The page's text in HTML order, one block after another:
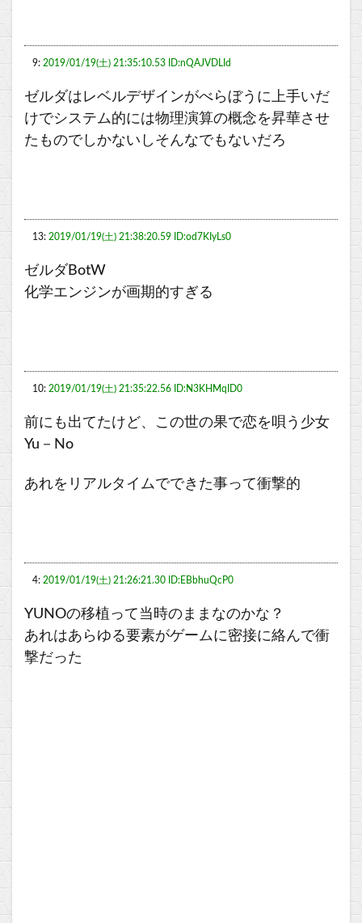
9: 2019/01/19(土) 21:35:10.53 ID:nQAJVDLId
ゼルダはレベルデザインがべらぼうに上手いだ
けでシステム的には物理演算の概念を昇華させ
たものでしかないしそんなでもないだろ
13: 2019/01/19(土) 21:38:20.59 ID:od7KIyLs0
ゼルダBotW
化学エンジンが画期的すぎる
10: 2019/01/19(土) 21:35:22.56 ID:N3KHMqID0
前にも出てたけど、この世の果で恋を唄う少女
Yu－No
あれをリアルタイムでできた事って衝撃的
4: 2019/01/19(土) 21:26:21.30 ID:EBbhuQcP0
YUNOの移植って当時のままなのかな？
あれはあらゆる要素がゲームに密接に絡んで衝
撃だった